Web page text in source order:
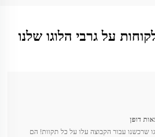
על גרבי הלוגו שלנו
דופן
שרכשנו עבור הקבוצה עלו על כל תקוות! הם